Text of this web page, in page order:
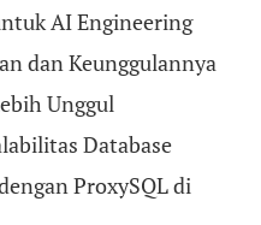
AI Engineering
dan Keunggulannya
Unggul
Database
ProxySQL di